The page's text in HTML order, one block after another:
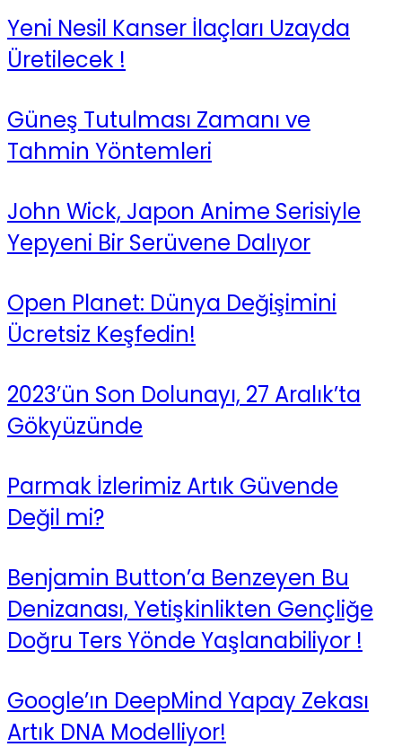
Yeni Nesil Kanser İlaçları Uzayda
Üretilecek !
Güneş Tutulması Zamanı ve
Tahmin Yöntemleri
John Wick, Japon Anime Serisiyle
Yepyeni Bir Serüvene Dalıyor
Open Planet: Dünya Değişimini
Ücretsiz Keşfedin!
2023’ün Son Dolunayı, 27 Aralık’ta
Gökyüzünde
Parmak İzlerimiz Artık Güvende
Değil mi?
Benjamin Button’a Benzeyen Bu
Denizanası, Yetişkinlikten Gençliğe
Doğru Ters Yönde Yaşlanabiliyor !
Google’ın DeepMind Yapay Zekası
Artık DNA Modelliyor!